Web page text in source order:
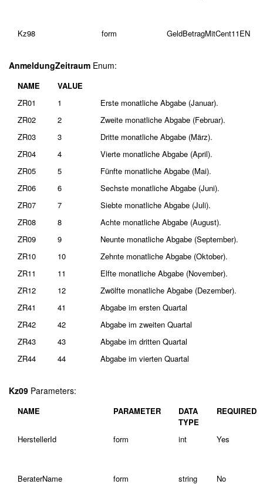
Kz98 form GeldBetragMitCent11EN
AnmeldungZeitraum Enum:
NAME
VALUE
ZR01
1
Erste monatliche Abgabe (Januar).
ZR02
2
Zweite monatliche Abgabe (Februar).
ZR03
3
Dritte monatliche Abgabe (März).
ZR04
4
Vierte monatliche Abgabe (April).
ZR05
5
Fünfte monatliche Abgabe (Mai).
ZR06
6
Sechste monatliche Abgabe (Juni).
ZR07
7
Siebte monatliche Abgabe (Juli).
ZR08
8
Achte monatliche Abgabe (August).
ZR09
9
Neunte monatliche Abgabe (September).
ZR10
10
Zehnte monatliche Abgabe (Oktober).
ZR11
11
Elfte monatliche Abgabe (November).
ZR12
12
Zwölfte monatliche Abgabe (Dezember).
ZR41
41
Abgabe im ersten Quartal
ZR42
42
Abgabe im zweiten Quartal
ZR43
43
Abgabe im dritten Quartal
ZR44
44 Abgabe im vierten Quartal
Kz09 Parameters:
NAME PARAMETER
DATA
TYPE
REQUIRED
HerstellerId form int Yes
BeraterName form string No